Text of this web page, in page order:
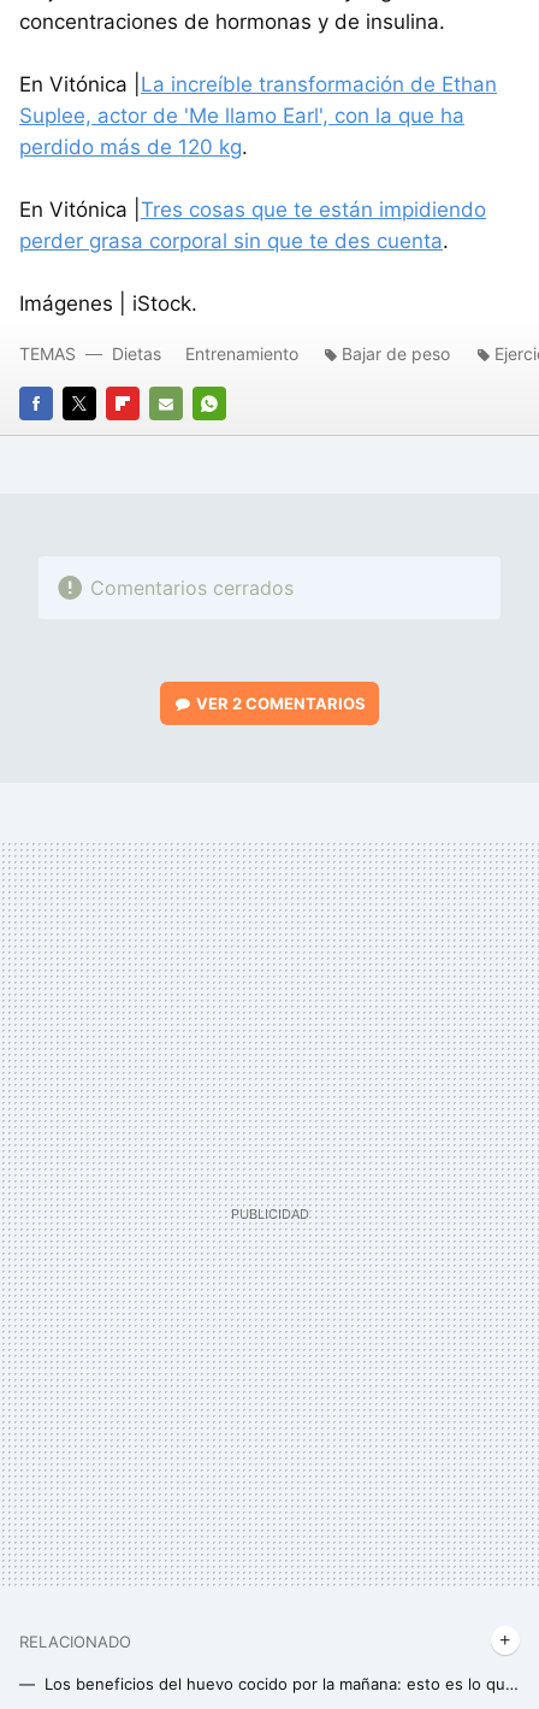
concentraciones de hormonas y de insulina.
En Vitónica | La increíble transformación de Ethan
Suplee, actor de 'Me llamo Earl', con la que ha
perdido más de 120 kg.
En Vitónica | Tres cosas que te están impidiendo
perder grasa corporal sin que te des cuenta.
Imágenes | iStock.
FACEBOOK
TWITTERFLIPBOARD
E-
WHATSAPP
TEMAS Dietas Entrenamiento Bajar de peso
Comentarios cerrados
VER2 COMENTARIOS
RELACIONADO
Los beneficios del huevo cocido por la mañana: esto es lo que ocurre en tu cuerpo si desayunas uno cada día